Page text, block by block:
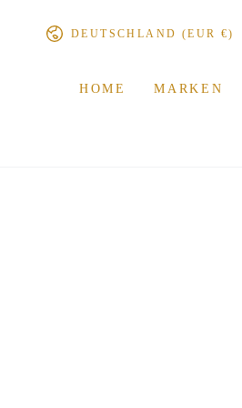
SPRINGEN
Land/Region
DEUTSCHLAND (EUR €)
HOME MARKEN